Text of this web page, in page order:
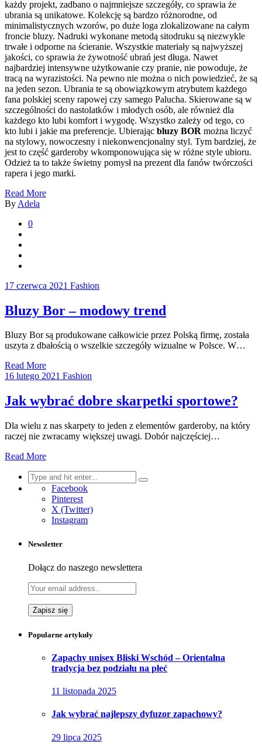
każdy projekt, zadbano o najmniejsze szczegóły, co sprawia że
ubrania są unikatowe. Kolekcję są bardzo różnorodne, od
minimalistycznych wzorów, po duże loga zlokalizowane na całym
froncie bluzy. Nadruki wykonane metodą sitodruku są niezwykle
trwałe i odporne na ścieranie. Wszystkie materiały są najwyższej
jakości, co sprawia że żywotność ubrań jest długa. Nawet
najbardziej intensywne użytkowanie czy pranie, nie powoduje, że
tracą na wyrazistości. Na pewno nie można o nich powiedzieć, że są
na jeden sezon. Ubrania te są obowiązkowym atrybutem każdego
fana polskiej sceny rapowej czy samego Palucha. Skierowane są w
szczególności do nastolatków i młodych osób, ale również dla
każdego kto lubi komfort i wygodę. Wszystko zależy od tego, co
kto lubi i jakie ma preferencje. Ubierając bluzy BOR można liczyć
na stylowy, nowoczesny i niekonwencjonalny styl. Tym bardziej, że
jest to część garderoby wkomponowująca się w różne style ubioru.
Odzież ta to także świetny pomysł na prezent dla fanów twórczości
rapera i jego marki.
Read More
By Adela
0
17 czerwca 2021 Fashion
Bluzy Bor – modowy trend
Bluzy Bor są produkowane całkowicie przez Polską firmę, została
uszyta z dbałością o wszelkie szczegóły wizualne w Polsce. W…
Read More
16 lutego 2021 Fashion
Jak wybrać dobre skarpetki sportowe?
Dla wielu z nas skarpety to jeden z elementów garderoby, na który
raczej nie zwracamy większej uwagi. Dobór najczęściej…
Read More
Search
for:
Facebook
Pinterest
X (Twitter)
Instagram
Newsletter
Dołącz do naszego newslettera
Popularne artykuły
Zapachy unisex Bliski Wschód – Orientalna
tradycja bez podziału na płeć
11 listopada 2025
Jak wybrać najlepszy dyfuzor zapachowy?
29 lipca 2025